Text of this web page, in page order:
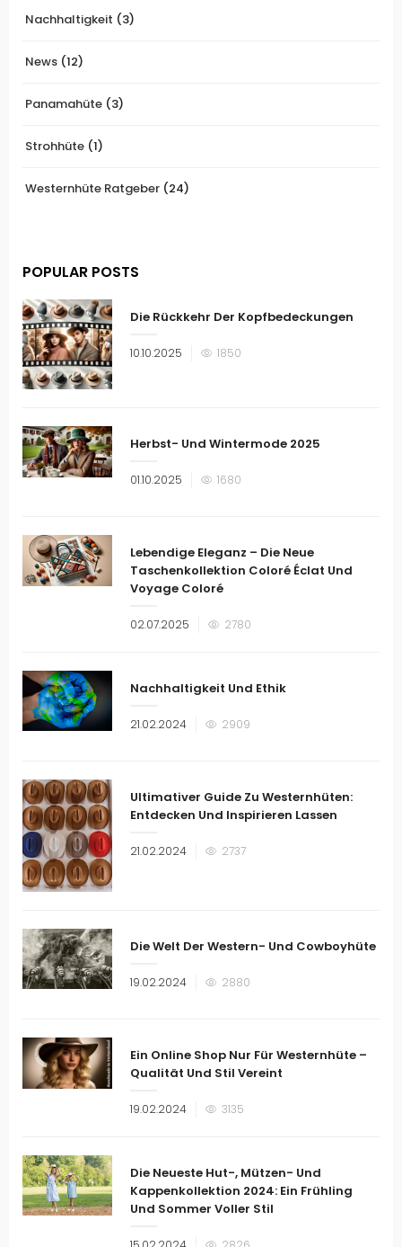
Nachhaltigkeit (3)
News (12)
Panamahüte (3)
Strohhüte (1)
Westernhüte Ratgeber (24)
POPULAR POSTS
Die Rückkehr Der Kopfbedeckungen
Veröffentlicht
10.10.2025 1850
Herbst- Und Wintermode 2025
Veröffentlicht
01.10.2025 1680
Lebendige Eleganz – Die Neue
Taschenkollektion Coloré Éclat Und
Voyage Coloré
Veröffentlicht
02.07.2025 2780
Nachhaltigkeit Und Ethik
Veröffentlicht
21.02.2024 2909
Ultimativer Guide Zu Westernhüten:
Entdecken Und Inspirieren Lassen
Veröffentlicht
21.02.2024 2737
Die Welt Der Western- Und Cowboyhüte
Veröffentlicht
19.02.2024 2880
Ein Online Shop Nur Für Westernhüte –
Qualität Und Stil Vereint
Veröffentlicht
19.02.2024 3135
Die Neueste Hut-, Mützen- Und
Kappenkollektion 2024: Ein Frühling
Und Sommer Voller Stil
Veröffentlicht